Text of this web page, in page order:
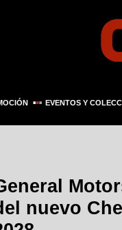
EVENTOS Y
nuevo